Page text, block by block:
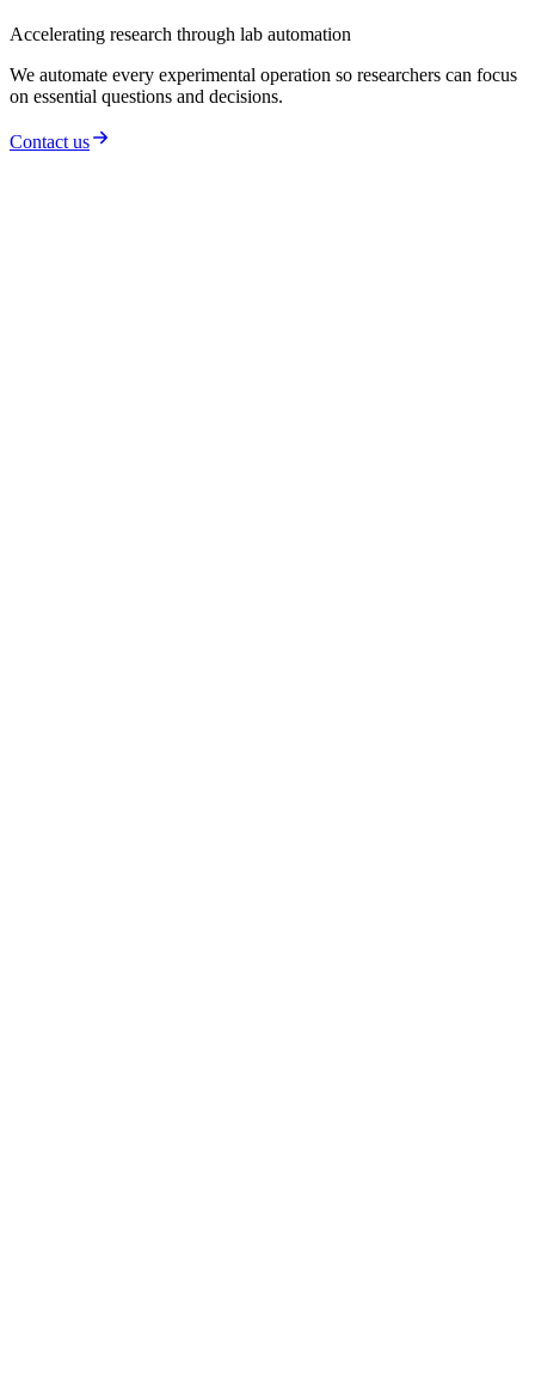
Accelerating research through lab automation
We automate every experimental operation so researchers can focus
on essential questions and decisions.
Contact us